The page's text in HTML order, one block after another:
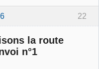
22
la route
n°1